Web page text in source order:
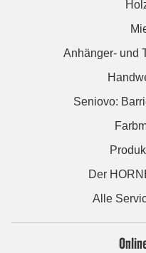
Anhänger- und
Seniovo:
Der
Alle